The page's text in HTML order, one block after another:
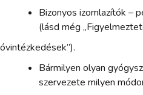
Bizonyos izomlazítók –
(lásd még
óvintézkedések”).
Bármilyen olyan
szervezete milyen